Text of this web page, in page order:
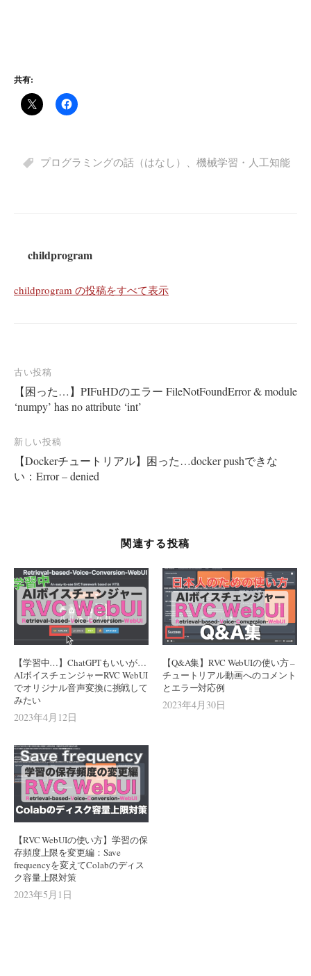
共有:
プログラミングの話（はなし） 機械学習・人工知能
childprogram
childprogram の投稿をすべて表示
投
稿
ナ
ビ
ゲ
ー
古い投稿
【困った…】PIFuHDのエラー FileNotFoundError & module
‘numpy’ has no attribute ‘int’
新しい投稿
【Dockerチュートリアル】困った…docker pushできな
い：Error – denied
関連する投稿
【学習中…】ChatGPTもいいが…
AIボイスチェンジャーRVC WebUI
でオリジナル音声変換に挑戦して
みたい
2023年4月12日
【Q&A集】RVC WebUIの使い方 –
チュートリアル動画へのコメント
とエラー対応例
2023年4月30日
【RVC WebUIの使い方】学習の保
存頻度上限を変更編：Save
frequencyを変えてColabのディス
ク容量上限対策
2023年5月1日